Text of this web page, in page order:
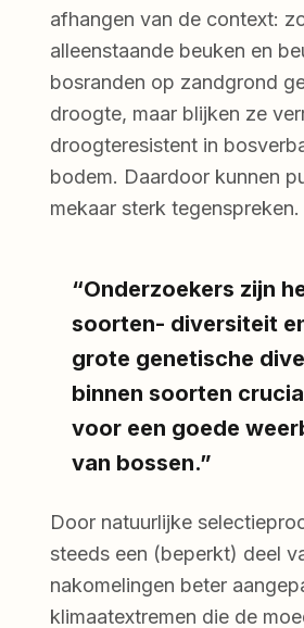
afhangen van de context:
alleenstaande beuken en
bosranden op zandgrond
droogte, maar blijken ze
droogteresistent in
bodem. Daardoor kunnen
mekaar sterk tegenspreken.
“Onderzoekers zijn
soorten- diversiteit
grote genetische
binnen soorten
voor een goede
van bossen.”
Door natuurlijke
steeds een (beperkt) deel
nakomelingen beter
klimaatextremen die de